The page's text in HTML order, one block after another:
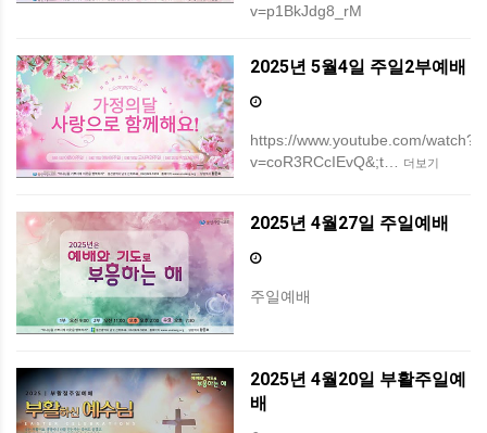
v=p1BkJdg8_rM
2025년 5월4일 주일2부예배
https://www.youtube.com/watch?
v=coR3RCcIEvQ&;t…
더보기
2025년 4월27일 주일예배
주일예배
2025년 4월20일 부활주일예
배